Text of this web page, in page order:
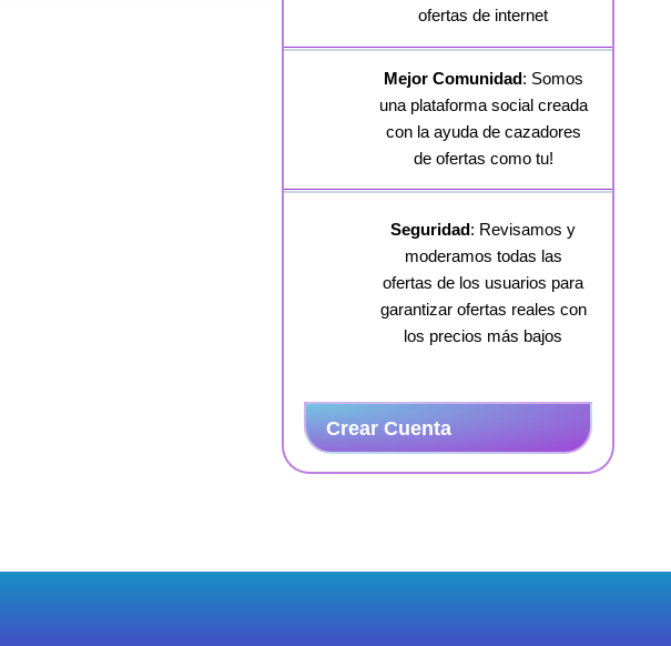
ofertas de internet
Mejor Comunidad: Somos
una plataforma social creada
con la ayuda de cazadores
de ofertas como tu!
Seguridad: Revisamos y
moderamos todas las
ofertas de los usuarios para
garantizar ofertas reales con
los precios más bajos
Crear Cuenta